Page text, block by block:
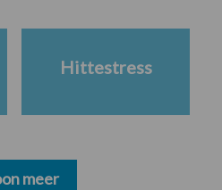
Hittestress
meer